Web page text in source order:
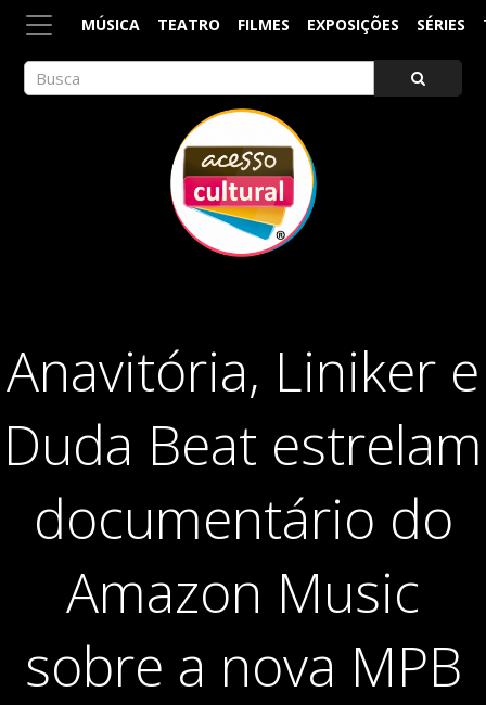
MÚSICA TEATRO FILMES EXPOSIÇÕES SÉRIES
Anavitória, Liniker e
Duda Beat estrelam
documentário do
Amazon Music
sobre a nova MPB